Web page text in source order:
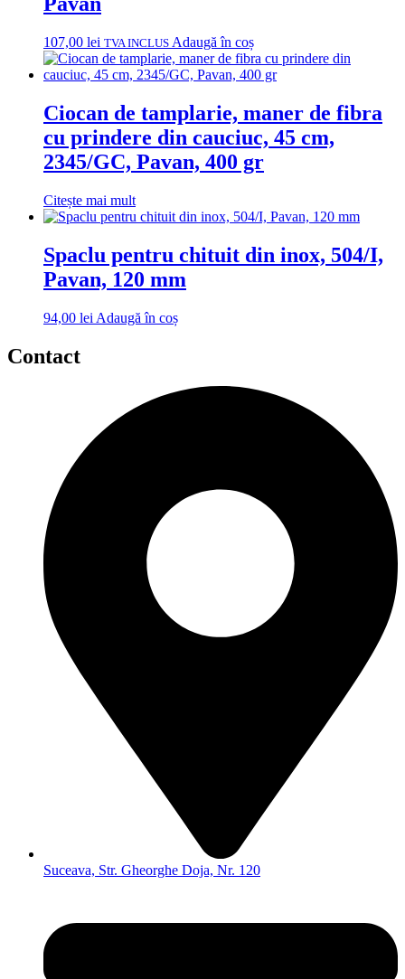
107,00 lei TVA INCLUS Adaugă în coș
Ciocan de tamplarie, maner de fibra
cu prindere din cauciuc, 45 cm,
2345/GC, Pavan, 400 gr
Citește mai mult
Spaclu pentru chituit din inox, 504/I,
Pavan, 120 mm
94,00 lei Adaugă în coș
Contact
Suceava, Str. Gheorghe Doja, Nr. 120